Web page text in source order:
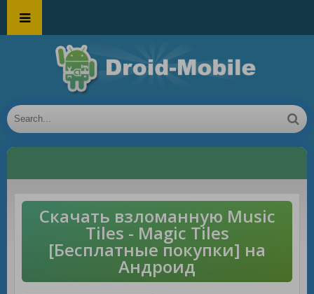
Скачать взломанную Music
Tiles - Magic Tiles
[Бесплатные покупки] на
Андроид